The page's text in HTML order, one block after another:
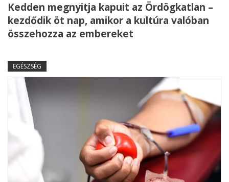
Kedden megnyitja kapuit az Ördögkatlan –
kezdődik öt nap, amikor a kultúra valóban
összehozza az embereket
EGÉSZSÉG